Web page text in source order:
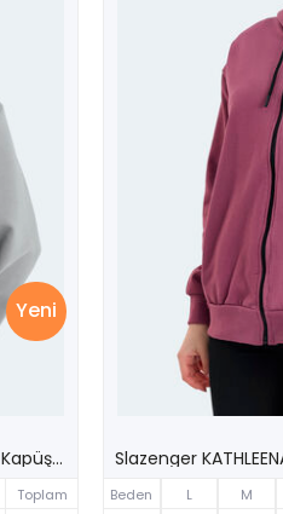
Yeni
Slazenger KIMBERLEY IN Kadın Fermuarlı Kapüşonlu Cepli Gri Sweatshırt
Toplam
Beden L M